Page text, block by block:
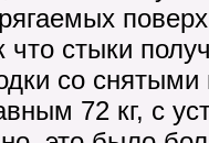
что стыки
со
72 кг, с